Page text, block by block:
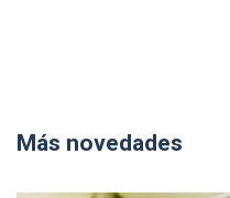
Más novedades